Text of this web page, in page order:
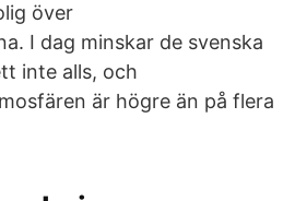
över
I dag minskar de svenska
inte alls, och
är högre än på flera